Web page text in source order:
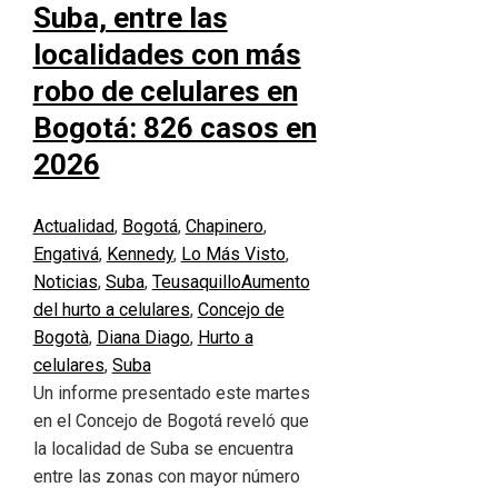
Suba, entre las
localidades con más
robo de celulares en
Bogotá: 826 casos en
2026
Actualidad, Bogotá, Chapinero,
Engativá, Kennedy, Lo Más Visto,
Noticias, Suba, TeusaquilloAumento
del hurto a celulares, Concejo de
Bogotà, Diana Diago, Hurto a
celulares, Suba
Un informe presentado este martes
en el Concejo de Bogotá reveló que
la localidad de Suba se encuentra
entre las zonas con mayor número